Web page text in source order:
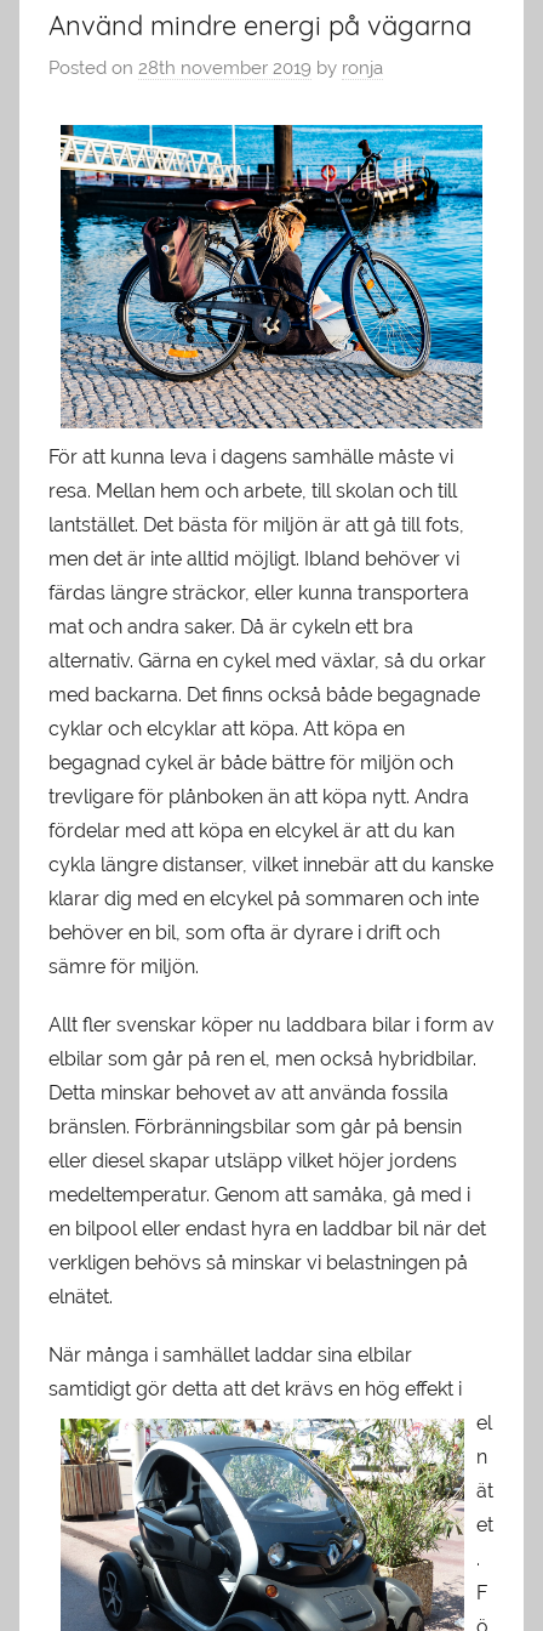
Använd mindre energi på vägarna
Posted on 28th november 2019 by ronja
För att kunna leva i dagens samhälle måste vi
resa. Mellan hem och arbete, till skolan och till
lantstället. Det bästa för miljön är att gå till fots,
men det är inte alltid möjligt. Ibland behöver vi
färdas längre sträckor, eller kunna transportera
mat och andra saker. Då är cykeln ett bra
alternativ. Gärna en cykel med växlar, så du orkar
med backarna. Det finns också både begagnade
cyklar och elcyklar att köpa. Att köpa en
begagnad cykel är både bättre för miljön och
trevligare för plånboken än att köpa nytt. Andra
fördelar med att köpa en elcykel är att du kan
cykla längre distanser, vilket innebär att du kanske
klarar dig med en elcykel på sommaren och inte
behöver en bil, som ofta är dyrare i drift och
sämre för miljön.
Allt fler svenskar köper nu laddbara bilar i form av
elbilar som går på ren el, men också hybridbilar.
Detta minskar behovet av att använda fossila
bränslen. Förbränningsbilar som går på bensin
eller diesel skapar utsläpp vilket höjer jordens
medeltemperatur. Genom att samåka, gå med i
en bilpool eller endast hyra en laddbar bil när det
verkligen behövs så minskar vi belastningen på
elnätet.
När många i samhället laddar sina elbilar
samtidigt gör detta att det krävs en hög effekt i
el
n
ät
et
.
F